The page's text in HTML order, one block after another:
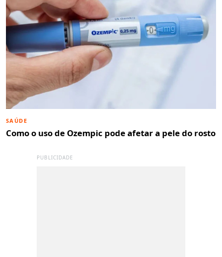
SAÚDE
Como o uso de Ozempic pode afetar a pele do rosto
PUBLICIDADE